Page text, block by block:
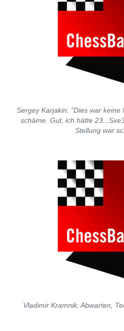
Sergey Karjakin: "Dies war keine
schäme. Gut, ich hätte
Stellung war
Vladimir Kramnik: Abwarten,